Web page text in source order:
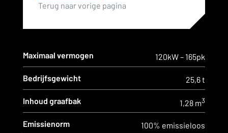
Terug naar vorige pagina
Maximaal vermogen 120kW – 165pk
Bedrijfsgewicht 25,6 t
Inhoud graafbak 1,28 m3
Emissienorm 100% emissieloos